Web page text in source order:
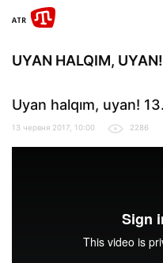
UYAN HALQIM, UYAN!
Uyan halqım, uyan!
13 червня 2017, 10:00 2286